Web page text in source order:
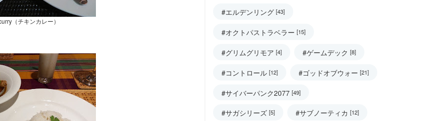
（チキンカレー）
#エルデンリング [43]
#オクトパストラベラー [15]
#グリムグリモア [4] #ゲームデック [8]
#コントロール [12] #ゴッドオブウォー [21]
#サイバーパンク2077 [49]
#サガシリーズ [5] #サブノーティカ [12]